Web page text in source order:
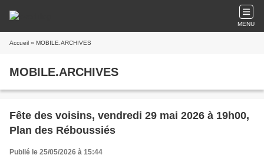
MENU
Accueil » MOBILE.ARCHIVES
MOBILE.ARCHIVES
Fête des voisins, vendredi 29 mai 2026 à 19h00,
Plan des Réboussiés
Publié le 25/05/2026 à 15:44